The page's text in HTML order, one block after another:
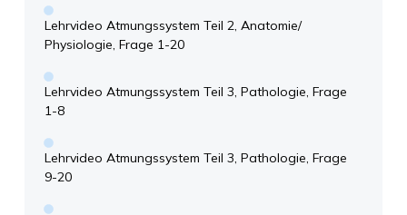
Lehrvideo Atmungssystem Teil 2, Anatomie/
Physiologie, Frage 1-20
Lehrvideo Atmungssystem Teil 3, Pathologie, Frage
1-8
Lehrvideo Atmungssystem Teil 3, Pathologie, Frage
9-20